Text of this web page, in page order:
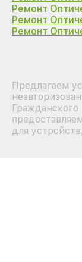
Ремонт
Ремонт
Ремонт
Предлагаем
для